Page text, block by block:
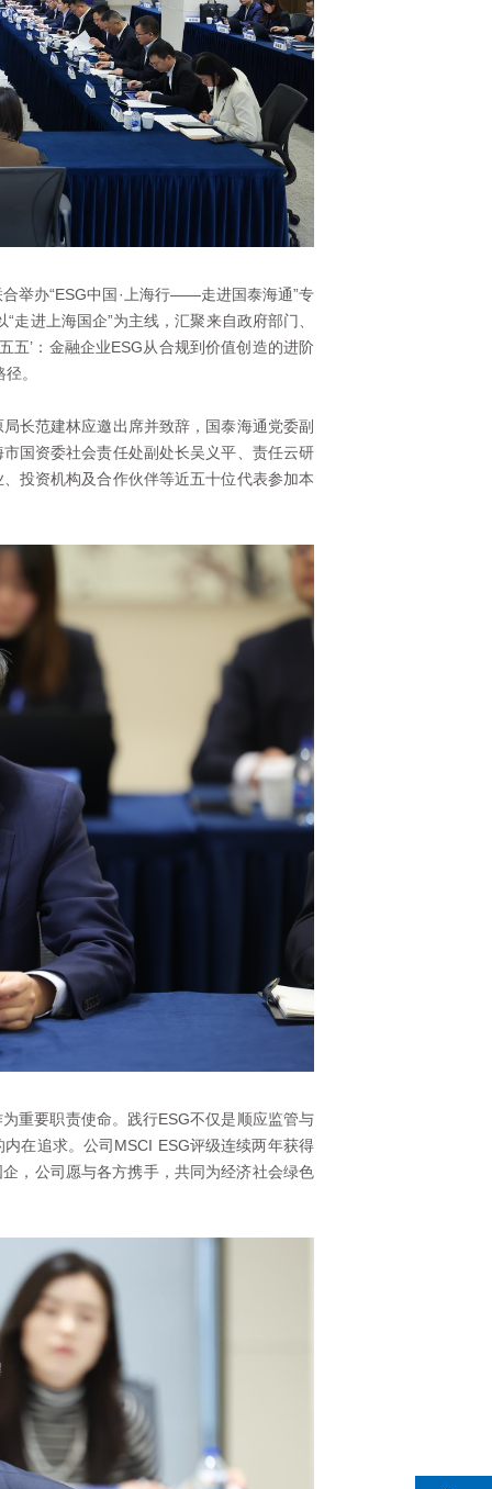
举办“ESG中国·上海行——走进国泰海通”专
走进上海国企”为主线，汇聚来自政府部门、
五’：金融企业ESG从合规到价值创造的进阶
。
长范建林应邀出席并致辞，国泰海通党委副
国资委社会责任处副处长吴义平、责任云研
投资机构及合作伙伴等近五十位代表参加本
重要职责使命。践行ESG不仅是顺应监管与
在追求。公司MSCI ESG评级连续两年获得
，公司愿与各方携手，共同为经济社会绿色